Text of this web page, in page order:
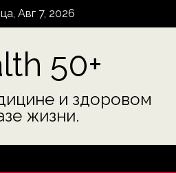
Авг 7, 2026
50+
и здоровом
жизни.